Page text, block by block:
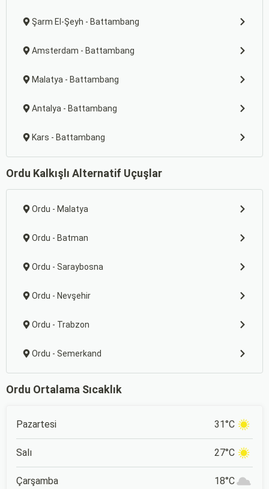
Şarm El-Şeyh - Battambang
Amsterdam - Battambang
Malatya - Battambang
Antalya - Battambang
Kars - Battambang
Ordu Kalkışlı Alternatif Uçuşlar
Ordu - Malatya
Ordu - Batman
Ordu - Saraybosna
Ordu - Nevşehir
Ordu - Trabzon
Ordu - Semerkand
Ordu Ortalama Sıcaklık
Pazartesi 31°C
Salı 27°C
Çarşamba 18°C